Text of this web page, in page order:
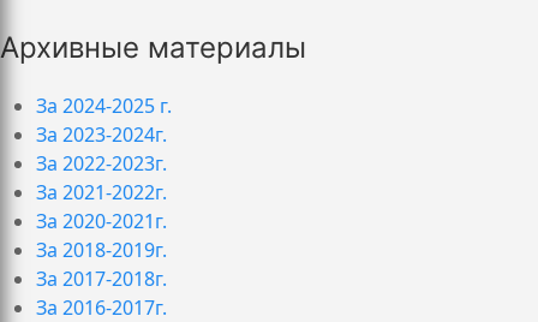
Архивные материалы
За 2024-2025 г.
За 2023-2024г.
За 2022-2023г.
За 2021-2022г.
За 2020-2021г.
За 2018-2019г.
За 2017-2018г.
За 2016-2017г.